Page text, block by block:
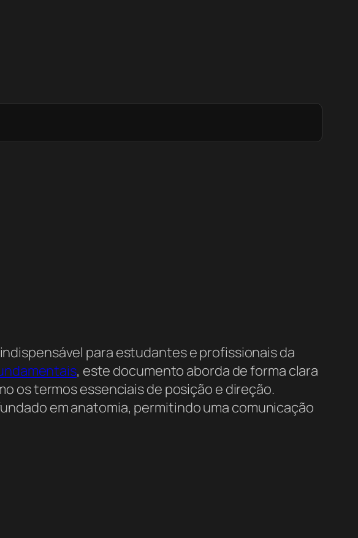
para estudantes e profissionais da
, este documento aborda de forma clara
os termos essenciais de posição e direção.
em anatomia, permitindo uma comunicação